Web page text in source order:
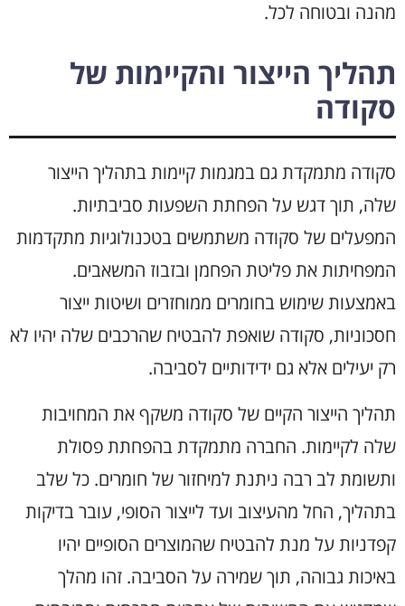
מהנה ובטוחה לכל.
תהליך הייצור והקיימות של
סקודה
סקודה מתמקדת גם במגמות קיימות בתהליך הייצור
שלה, תוך דגש על הפחתת השפעות סביבתיות.
המפעלים של סקודה משתמשים בטכנולוגיות מתקדמות
המפחיתות את פליטת הפחמן ובזבוז המשאבים.
באמצעות שימוש בחומרים ממוחזרים ושיטות ייצור
חסכוניות, סקודה שואפת להבטיח שהרכבים שלה יהיו לא
רק יעילים אלא גם ידידותיים לסביבה.
תהליך הייצור הקיים של סקודה משקף את המחויבות
שלה לקיימות. החברה מתמקדת בהפחתת פסולת
ותשומת לב רבה ניתנת למיחזור של חומרים. כל שלב
בתהליך, החל מהעיצוב ועד לייצור הסופי, עובר בדיקות
קפדניות על מנת להבטיח שהמוצרים הסופיים יהיו
באיכות גבוהה, תוך שמירה על הסביבה. זהו מהלך